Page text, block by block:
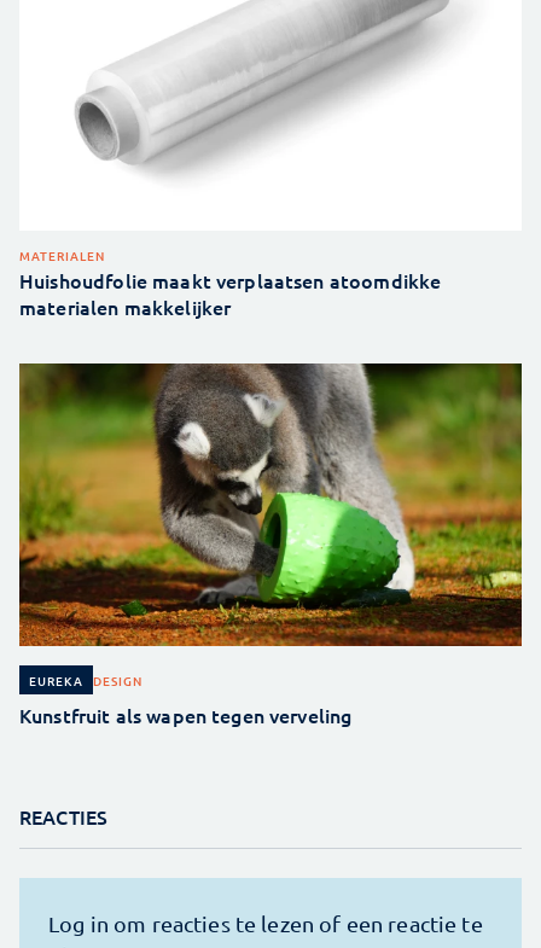
MATERIALEN
Huishoudfolie maakt verplaatsen atoomdikke
materialen makkelijker
EUREKA DESIGN
Kunstfruit als wapen tegen verveling
REACTIES